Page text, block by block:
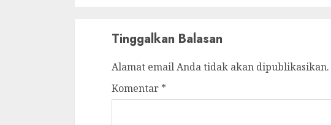
Tinggalkan Balasan
Alamat email Anda tidak akan dipublikasikan.
Komentar *